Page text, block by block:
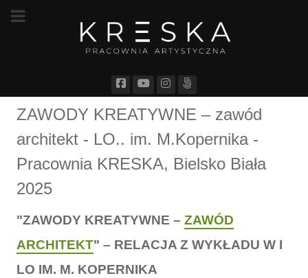
ZAWODY KREATYWNE – zawód
architekt - LO.. im. M.Kopernika -
Pracownia KRESKA, Bielsko Biała
2025
"ZAWODY KREATYWNE – ZAWÓD
ARCHITEKT" – RELACJA Z WYKŁADU W I
LO IM. M. KOPERNIKA